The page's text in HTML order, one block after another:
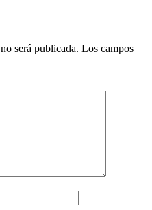
será publicada. Los campos